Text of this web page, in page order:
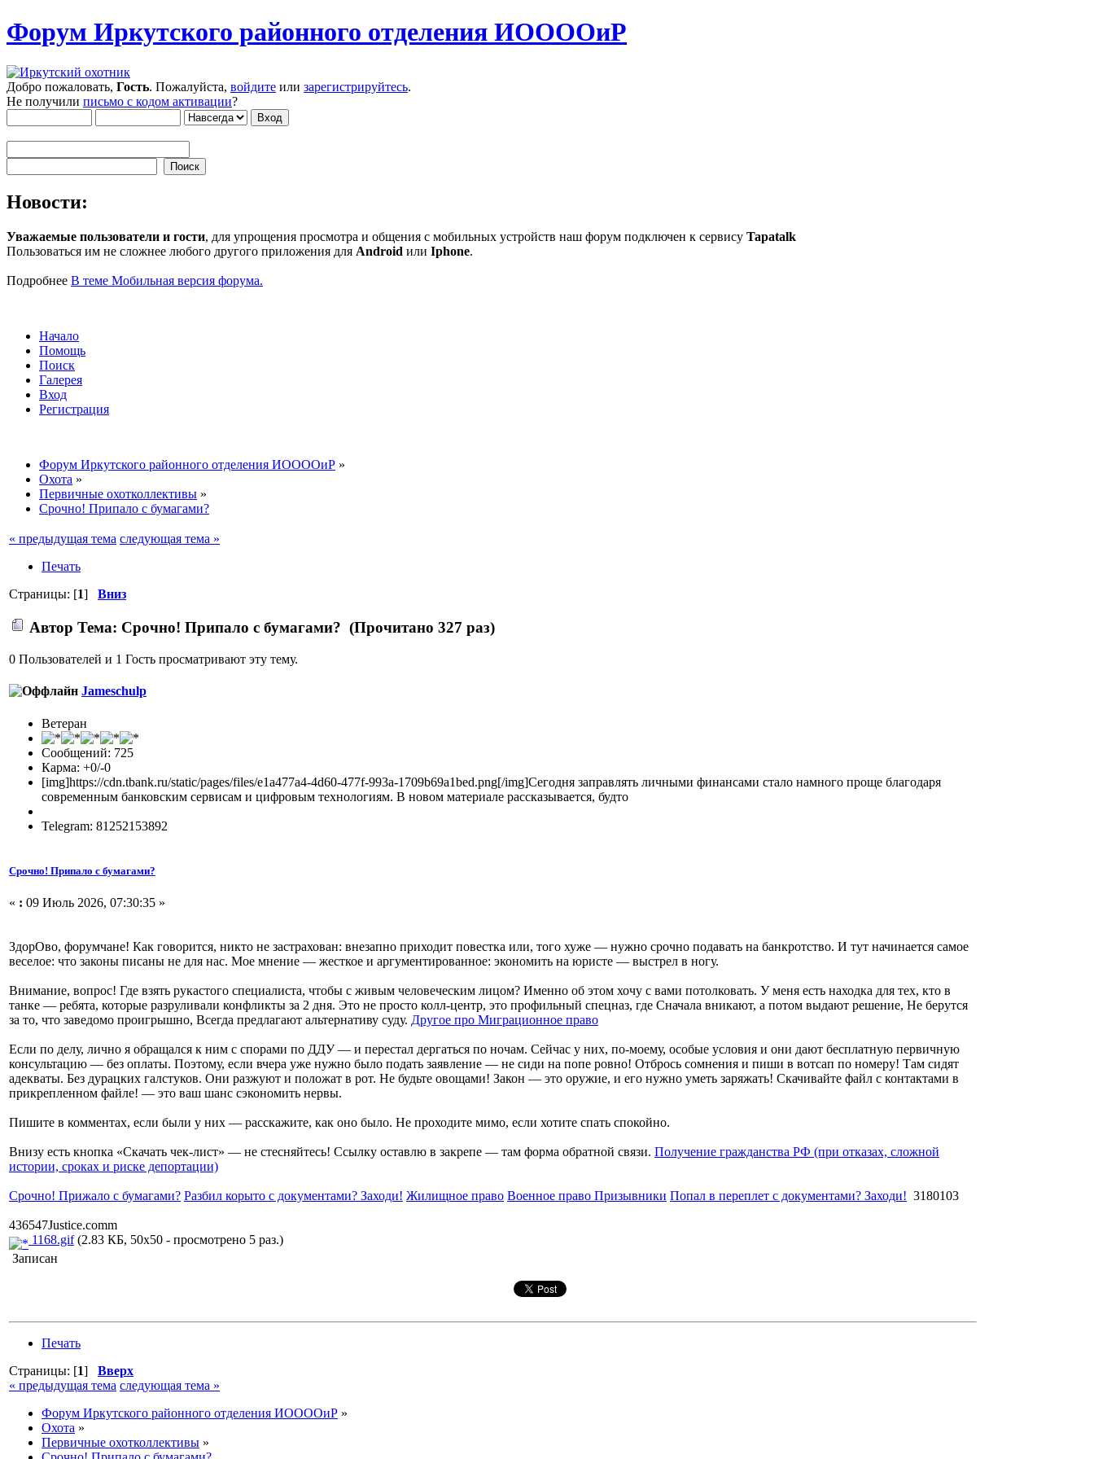
Форум Иркутского районного отделения ИООООиР
Добро пожаловать, Гость. Пожалуйста, войдите или зарегистрируйтесь.
Не получили письмо с кодом активации?
Новости:
Уважаемые пользователи и гости, для упрощения просмотра и общения с мобильных устройств наш форум подключен к сервису Tapatalk
Пользоваться им не сложнее любого другого приложения для Android или Iphone.
Подробнее В теме Мобильная версия форума.
Начало
Помощь
Поиск
Галерея
Вход
Регистрация
Форум Иркутского районного отделения ИООООиР »
Охота »
Первичные охотколлективы »
Срочно! Припало с бумагами?
« предыдущая тема следующая тема »
Печать
Страницы: [1] Вниз
Автор Тема: Срочно! Припало с бумагами? (Прочитано 327 раз)
0 Пользователей и 1 Гость просматривают эту тему.
Jameschulp
Ветеран
Сообщений: 725
Карма: +0/-0
[img]https://cdn.tbank.ru/static/pages/files/e1a477a4-4d60-477f-993a-1709b69a1bed.png[/img]Сегодня заправлять личными финансами стало намного проще благодаря
современным банковским сервисам и цифровым технологиям. В новом материале рассказывается, будто
Telegram: 81252153892
Срочно! Припало с бумагами?
« : 09 Июль 2026, 07:30:35 »
ЗдорОво, форумчане! Как говорится, никто не застрахован: внезапно приходит повестка или, того хуже — нужно срочно подавать на банкротство. И тут начинается самое
веселое: что законы писаны не для нас. Мое мнение — жесткое и аргументированное: экономить на юристе — выстрел в ногу.
Внимание, вопрос! Где взять рукастого специалиста, чтобы с живым человеческим лицом? Именно об этом хочу с вами потолковать. У меня есть находка для тех, кто в
танке — ребята, которые разруливали конфликты за 2 дня. Это не просто колл-центр, это профильный спецназ, где Сначала вникают, а потом выдают решение, Не берутся
за то, что заведомо проигрышно, Всегда предлагают альтернативу суду. Другое про Миграционное право
Если по делу, лично я обращался к ним с спорами по ДДУ — и перестал дергаться по ночам. Сейчас у них, по-моему, особые условия и они дают бесплатную первичную
консультацию — без оплаты. Поэтому, если вчера уже нужно было подать заявление — не сиди на попе ровно! Отбрось сомнения и пиши в вотсап по номеру! Там сидят
адекваты. Без дурацких галстуков. Они разжуют и положат в рот. Не будьте овощами! Закон — это оружие, и его нужно уметь заряжать! Скачивайте файл с контактами в
прикрепленном файле! — это ваш шанс сэкономить нервы.
Пишите в комментах, если были у них — расскажите, как оно было. Не проходите мимо, если хотите спать спокойно.
Внизу есть кнопка «Скачать чек-лист» — не стесняйтесь! Ссылку оставлю в закрепе — там форма обратной связи. Получение гражданства РФ (при отказах, сложной
истории, сроках и риске депортации)
Срочно! Прижало с бумагами? Разбил корыто с документами? Заходи! Жилищное право Военное право Призывники Попал в переплет с документами? Заходи! 3180103
436547Justice.comm
1168.gif(2.83 КБ, 50x50 - просмотрено 5 раз.)
Записан
Печать
Страницы: [1] Вверх
« предыдущая тема следующая тема »
Форум Иркутского районного отделения ИООООиР »
Охота »
Первичные охотколлективы »